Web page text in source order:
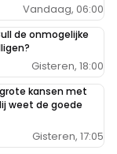
Vandaag, 06:00
de onmogelijke
Gisteren, 18:00
kansen met
weet de goede
Gisteren, 17:05